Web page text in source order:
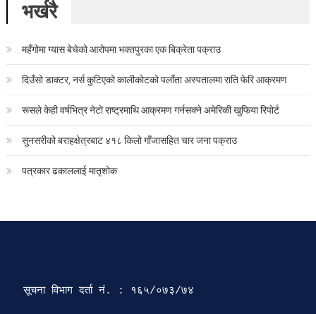
भर्खरै
महँगोमा ग्यास बेचेको आरोपमा भक्तपुरका एक बिक्रेता पक्राउ
दिउँसो डाक्टर, नर्स कुटिएको कालीकोटको पलाँता अस्पतालमा राति फेरि आक्रमण
रूसले केही वर्षभित्र नेटो राष्ट्रमाथि आक्रमण गर्नसक्ने अमेरिकी खुफिया रिपोर्ट
सुनसरीको बराहक्षेत्रबाट ४१८ किलो गाँजासहित चार जना पक्राउ
पत्रकार ढकाललाई मातृशोक
सूचना विभाग दर्ता‍ नं. : १६५/०७३/७४